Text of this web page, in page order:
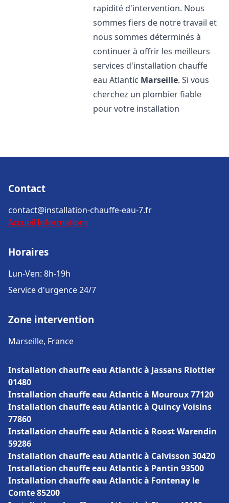
rapidité d'intervention. Nous
sommes fiers de notre travail et
nous sommes déterminés à
continuer à offrir les meilleurs
services d'installation chauffe
eau Atlantic Marseille. Si vous
cherchez un plombier fiable
pour votre installation
Contact
contact@installation-chauffe-eau-7.fr
Accueil Informations
Horaires
Lun-Ven: 8h-19h
Service d'urgence 24/7
Zone intervention
Marseille, France
Installation chauffe eau Atlantic à Jassans Riottier
01480
Installation chauffe eau Atlantic à Mouroux 77120
Installation chauffe eau Atlantic à Quincy Voisins
77860
Installation chauffe eau Atlantic à Roost Warendin
59286
Installation chauffe eau Atlantic à Calvisson 30420
Installation chauffe eau Atlantic à Pantin 93500
Installation chauffe eau Atlantic à Fontenay le
Comte 85200